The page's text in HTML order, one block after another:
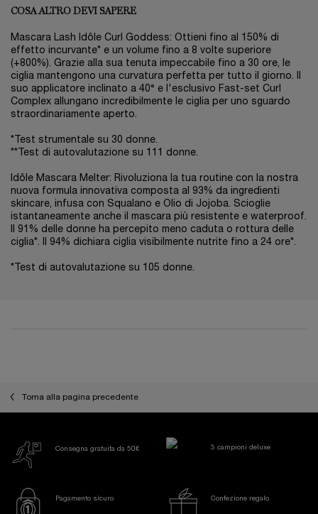
COSA ALTRO DEVI SAPERE
Mascara Lash Idôle Curl Goddess: Ottieni fino al 150% di
effetto incurvante* e un volume fino a 8 volte superiore
(+800%). Grazie alla sua tenuta impeccabile fino a 30 ore, le
ciglia mantengono una curvatura perfetta per tutto il giorno. Il
suo applicatore inclinato a 40° e l'esclusivo Fast-set Curl
Complex allungano incredibilmente le ciglia per uno sguardo
straordinariamente aperto.
*Test strumentale su 30 donne.
**Test di autovalutazione su 111 donne.
Idôle Mascara Melter: Rivoluziona la tua routine con la nostra
nuova formula innovativa composta al 93% da ingredienti
skincare, infusa con Squalano e Olio di Jojoba. Scioglie
istantaneamente anche il mascara più resistente e waterproof.
Il 91% delle donne ha percepito meno caduta o rottura delle
ciglia*. Il 94% dichiara ciglia visibilmente nutrite fino a 24 ore*.
*Test di autovalutazione su 105 donne.
Torna alla pagina precedente
Consegna gratuita da 50€ 3 campioni deluxe
Pagamento sicuro Confezione regalo